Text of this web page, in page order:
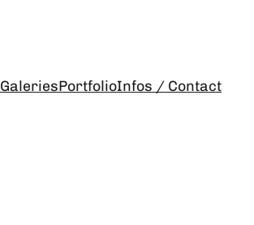
GaleriesPortfolioInfos / Contact